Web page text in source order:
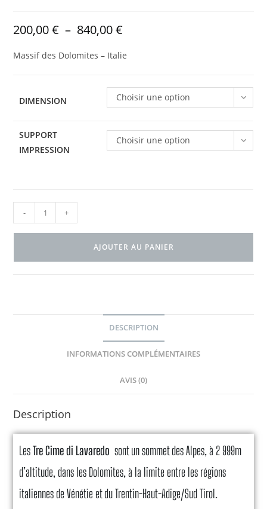
200,00€ – 840,00€
Massif des Dolomites – Italie
DIMENSION Choisir une option
SUPPORT
IMPRESSION
Choisir une option
- +
AJOUTER AU PANIER
DESCRIPTION
INFORMATIONS COMPLÉMENTAIRES
AVIS (0)
Description
LesTre Cime di Lavaredo sont un sommet des Alpes, à 2 999m
d’altitude, dans les Dolomites, à la limite entre les régions
italiennes de Vénétie et du Trentin-Haut-Adige/Sud Tirol.